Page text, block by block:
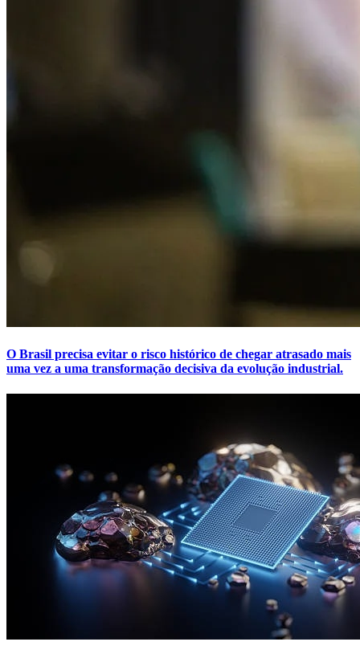
O Brasil precisa evitar o risco histórico de chegar atrasado mais
uma vez a uma transformação decisiva da evolução industrial.